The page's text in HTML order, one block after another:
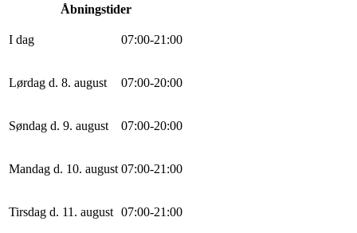
Åbningstider
I dag 07:00-21 :00
Lørdag d. 8. august 07:00-20:00
Søndag d. 9. august 07:00-20:00
Mandag d. 10. august 07:00-21 :00
Tirsdag d. 11. august 07:00-21 :00